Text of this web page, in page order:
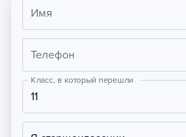
Имя
Телефон
Класс, в который перешли
11